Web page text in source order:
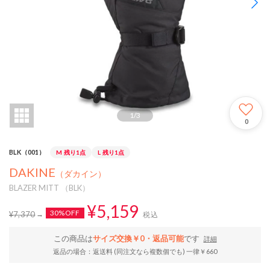
1/3
0
BLK（001） M 残り1点 L 残り1点
DAKINE （ダカイン）
BLAZER MITT （BLK）
¥7,370 30%OFF ¥5,159 税込
この商品はサイズ交換￥0・返品可能です
詳細
返品の場合：返送料 (同注文なら複数個でも) 一律￥660